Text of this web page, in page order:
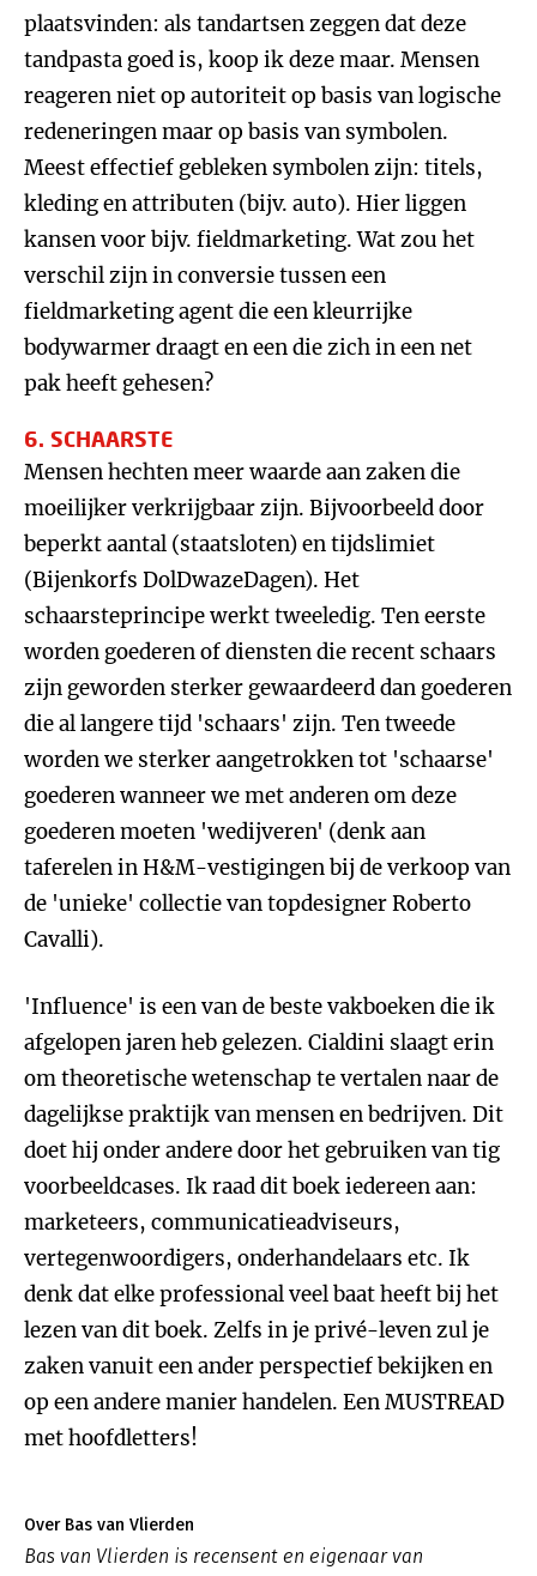
plaatsvinden: als tandartsen zeggen dat deze
tandpasta goed is, koop ik deze maar. Mensen
reageren niet op autoriteit op basis van logische
redeneringen maar op basis van symbolen.
Meest effectief gebleken symbolen zijn: titels,
kleding en attributen (bijv. auto). Hier liggen
kansen voor bijv. fieldmarketing. Wat zou het
verschil zijn in conversie tussen een
fieldmarketing agent die een kleurrijke
bodywarmer draagt en een die zich in een net
pak heeft gehesen?
6. SCHAARSTE
Mensen hechten meer waarde aan zaken die
moeilijker verkrijgbaar zijn. Bijvoorbeeld door
beperkt aantal (staatsloten) en tijdslimiet
(Bijenkorfs DolDwazeDagen). Het
schaarsteprincipe werkt tweeledig. Ten eerste
worden goederen of diensten die recent schaars
zijn geworden sterker gewaardeerd dan goederen
die al langere tijd 'schaars' zijn. Ten tweede
worden we sterker aangetrokken tot 'schaarse'
goederen wanneer we met anderen om deze
goederen moeten 'wedijveren' (denk aan
taferelen in H&M-vestigingen bij de verkoop van
de 'unieke' collectie van topdesigner Roberto
Cavalli).
'Influence' is een van de beste vakboeken die ik
afgelopen jaren heb gelezen. Cialdini slaagt erin
om theoretische wetenschap te vertalen naar de
dagelijkse praktijk van mensen en bedrijven. Dit
doet hij onder andere door het gebruiken van tig
voorbeeldcases. Ik raad dit boek iedereen aan:
marketeers, communicatieadviseurs,
vertegenwoordigers, onderhandelaars etc. Ik
denk dat elke professional veel baat heeft bij het
lezen van dit boek. Zelfs in je privé-leven zul je
zaken vanuit een ander perspectief bekijken en
op een andere manier handelen. Een MUSTREAD
met hoofdletters!
Over Bas van Vlierden
Bas van Vlierden is recensent en eigenaar van